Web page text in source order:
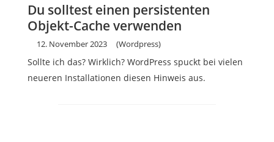
Du solltest einen persistenten
Objekt-Cache verwenden
12. November 2023 (Wordpress)
Sollte ich das? Wirklich? WordPress spuckt bei vielen
neueren Installationen diesen Hinweis aus.